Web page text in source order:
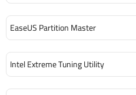
EaseUS Partition Master
Intel Extreme Tuning Utility